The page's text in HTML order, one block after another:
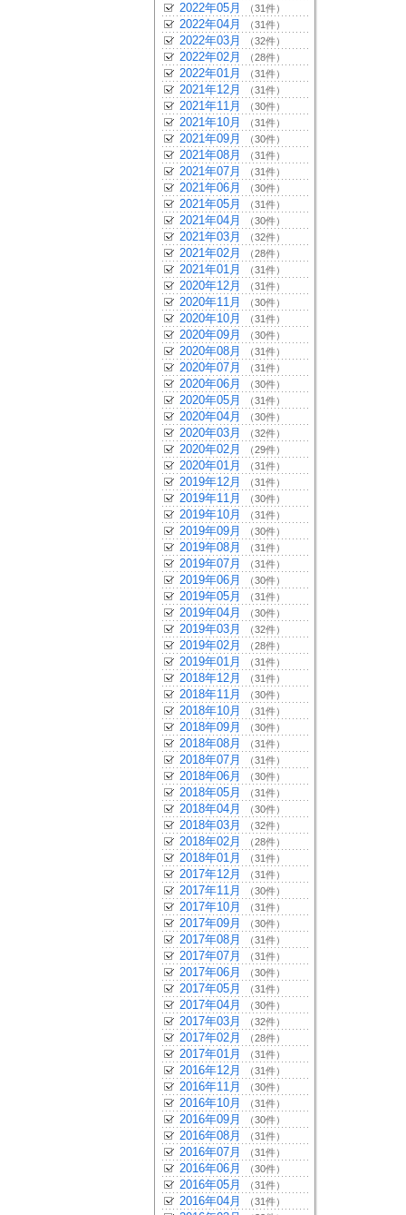
2022年05月 （31件）
2022年04月 （31件）
2022年03月 （32件）
2022年02月 （28件）
2022年01月 （31件）
2021年12月 （31件）
2021年11月 （30件）
2021年10月 （31件）
2021年09月 （30件）
2021年08月 （31件）
2021年07月 （31件）
2021年06月 （30件）
2021年05月 （31件）
2021年04月 （30件）
2021年03月 （32件）
2021年02月 （28件）
2021年01月 （31件）
2020年12月 （31件）
2020年11月 （30件）
2020年10月 （31件）
2020年09月 （30件）
2020年08月 （31件）
2020年07月 （31件）
2020年06月 （30件）
2020年05月 （31件）
2020年04月 （30件）
2020年03月 （32件）
2020年02月 （29件）
2020年01月 （31件）
2019年12月 （31件）
2019年11月 （30件）
2019年10月 （31件）
2019年09月 （30件）
2019年08月 （31件）
2019年07月 （31件）
2019年06月 （30件）
2019年05月 （31件）
2019年04月 （30件）
2019年03月 （32件）
2019年02月 （28件）
2019年01月 （31件）
2018年12月 （31件）
2018年11月 （30件）
2018年10月 （31件）
2018年09月 （30件）
2018年08月 （31件）
2018年07月 （31件）
2018年06月 （30件）
2018年05月 （31件）
2018年04月 （30件）
2018年03月 （32件）
2018年02月 （28件）
2018年01月 （31件）
2017年12月 （31件）
2017年11月 （30件）
2017年10月 （31件）
2017年09月 （30件）
2017年08月 （31件）
2017年07月 （31件）
2017年06月 （30件）
2017年05月 （31件）
2017年04月 （30件）
2017年03月 （32件）
2017年02月 （28件）
2017年01月 （31件）
2016年12月 （31件）
2016年11月 （30件）
2016年10月 （31件）
2016年09月 （30件）
2016年08月 （31件）
2016年07月 （31件）
2016年06月 （30件）
2016年05月 （31件）
2016年04月 （31件）